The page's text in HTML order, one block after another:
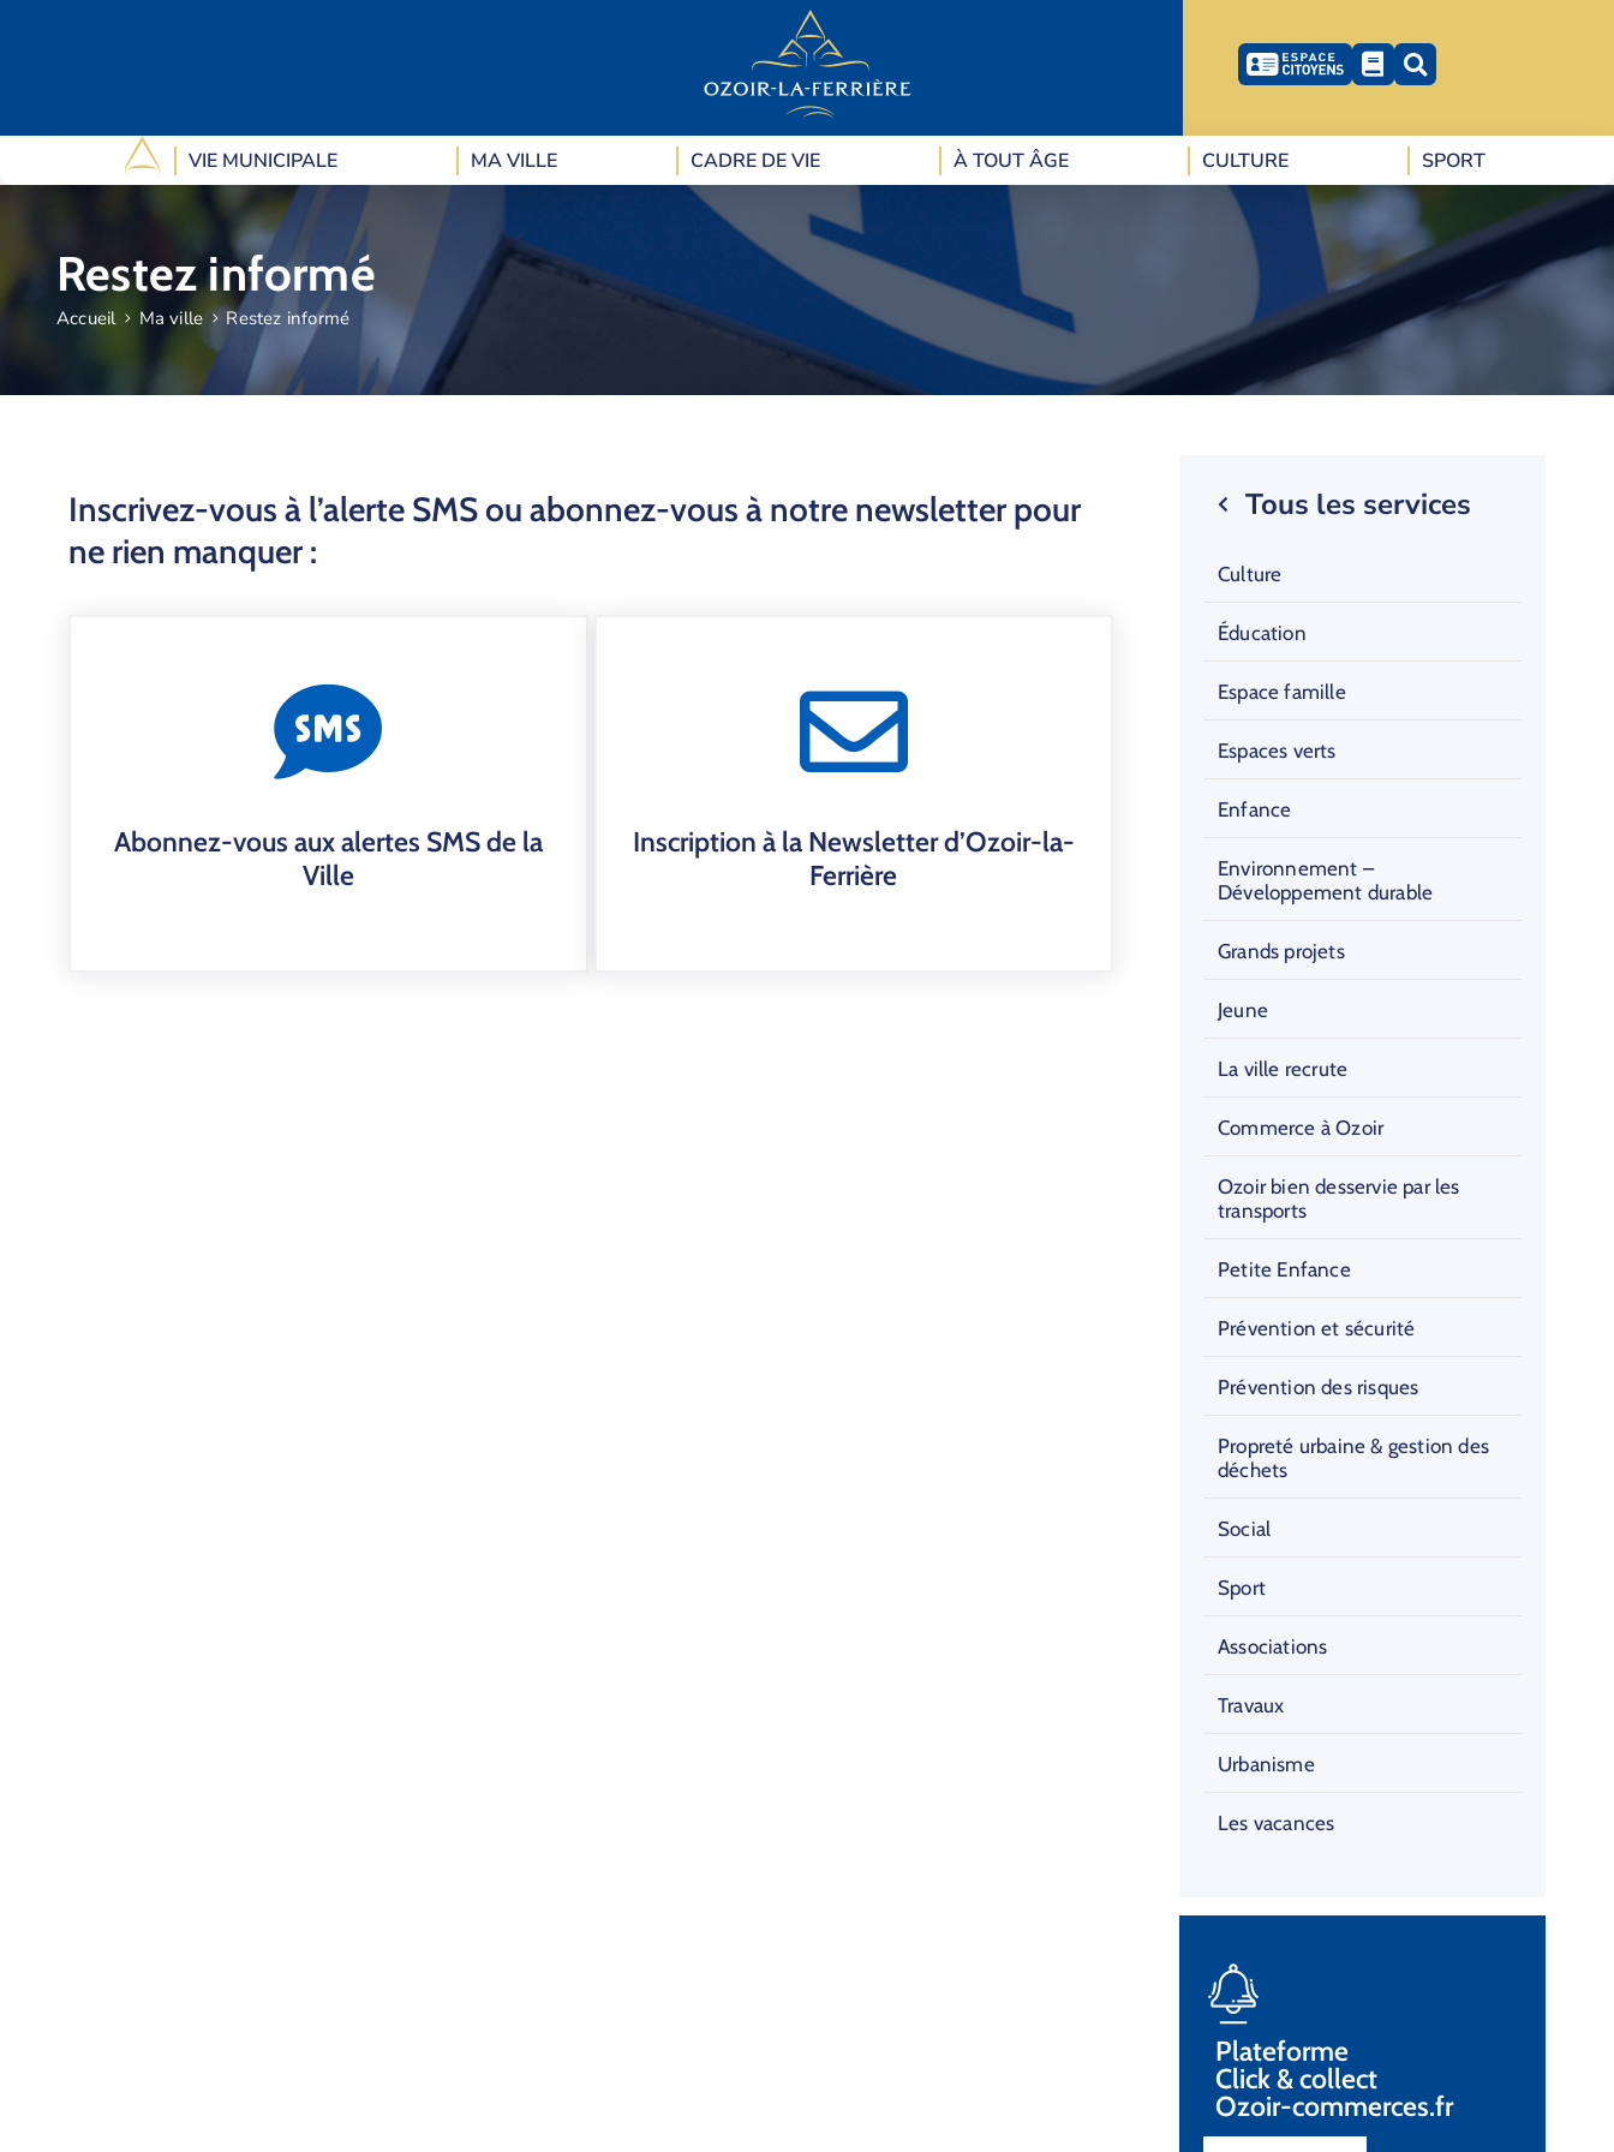
VIE MUNICIPALE MA VILLE CADRE DE VIE À TOUT ÂGE CULTURE SPORT
Restez informé
Accueil Ma ville Restez informé
Inscrivez-vous à l’alerte SMS ou abonnez-vous à notre newsletter pour
ne rien manquer :
Abonnez-vous aux alertes SMS de la
Ville
Inscription à la Newsletter d’Ozoir-la-
Ferrière
Tous les services
Culture
Éducation
Espace famille
Espaces verts
Enfance
Environnement –
Développement durable
Grands projets
Jeune
La ville recrute
Commerce à Ozoir
Ozoir bien desservie par les
transports
Petite Enfance
Prévention et sécurité
Prévention des risques
Propreté urbaine & gestion des
déchets
Social
Sport
Associations
Travaux
Urbanisme
Les vacances
Plateforme
Click & collect
Ozoir-commerces.fr